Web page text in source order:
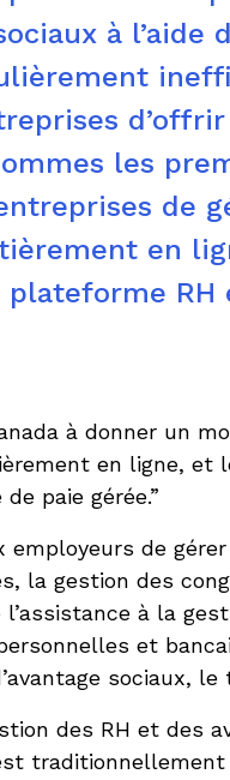
à
les
de
en
à donner un
en ligne, et
paie gérée.”
de
la gestion des
à la
et
sociaux,
des RH et des
traditionnellement